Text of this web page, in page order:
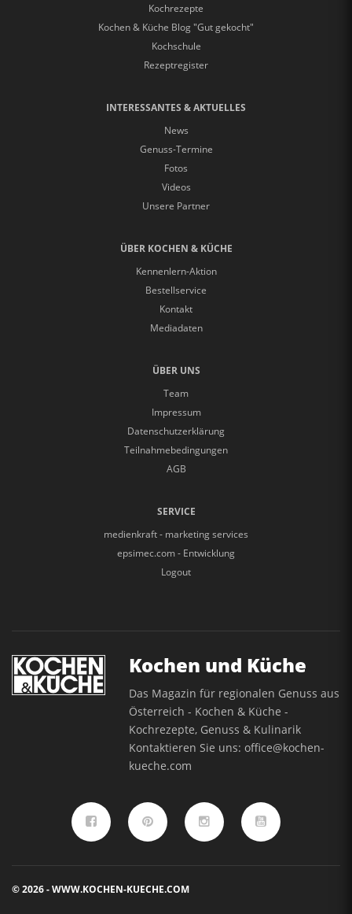
Kochrezepte
Kochen & Küche Blog "Gut gekocht"
Kochschule
Rezeptregister
INTERESSANTES & AKTUELLES
News
Genuss-Termine
Fotos
Videos
Unsere Partner
ÜBER KOCHEN & KÜCHE
Kennenlern-Aktion
Bestellservice
Kontakt
Mediadaten
ÜBER UNS
Team
Impressum
Datenschutzerklärung
Teilnahmebedingungen
AGB
SERVICE
medienkraft - marketing services
epsimec.com - Entwicklung
Logout
Kochen und Küche
Das Magazin für regionalen Genuss aus
Österreich - Kochen & Küche -
Kochrezepte, Genuss & Kulinarik
Kontaktieren Sie uns:office@kochen-
kueche.com
© 2026 - WWW.KOCHEN-KUECHE.COM